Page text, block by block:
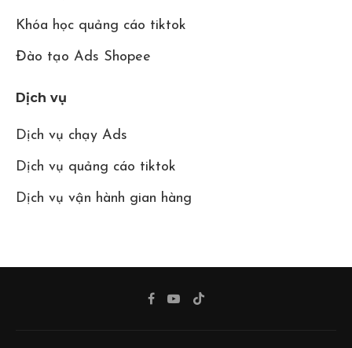
Khóa học quảng cáo tiktok
Đào tạo Ads Shopee
Dịch vụ
Dịch vụ chạy Ads
Dịch vụ quảng cáo tiktok
Dịch vụ vận hành gian hàng